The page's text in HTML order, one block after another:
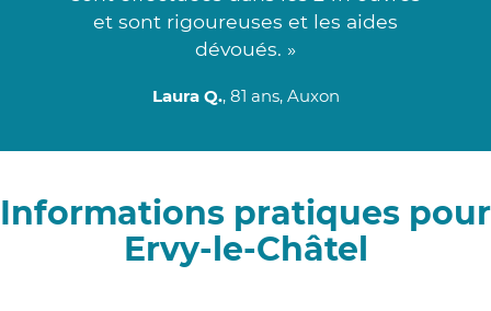
et sont rigoureuses et les aides
dévoués. »
Laura Q., 81 ans, Auxon
Informations pratiques pour
Ervy-le-Châtel